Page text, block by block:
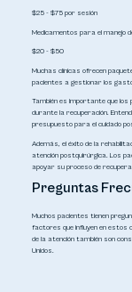
$25 - $75 por sesión
Medicamentos para el manejo
$20 - $50
Muchas clínicas ofrecen
pacientes a gestionar los
También es importante que los
durante la recuperación.
presupuesto para el cuidado
Además, el éxito de la
atención postquirúrgica. Los
apoyar su proceso de
Preguntas
Muchos pacientes tienen
factores que influyen en estos
de la atención también son
Unidos.